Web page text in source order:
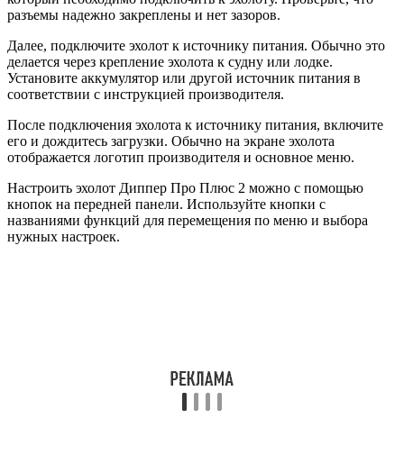
разъемы надежно закреплены и нет зазоров.
Далее, подключите эхолот к источнику питания. Обычно это
делается через крепление эхолота к судну или лодке.
Установите аккумулятор или другой источник питания в
соответствии с инструкцией производителя.
После подключения эхолота к источнику питания, включите
его и дождитесь загрузки. Обычно на экране эхолота
отображается логотип производителя и основное меню.
Настроить эхолот Диппер Про Плюс 2 можно с помощью
кнопок на передней панели. Используйте кнопки с
названиями функций для перемещения по меню и выбора
нужных настроек.